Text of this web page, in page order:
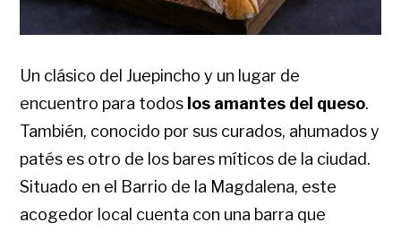
Un clásico del Juepincho y un lugar de
encuentro para todos los amantes del queso.
También, conocido por sus curados, ahumados y
patés es otro de los bares míticos de la ciudad.
Situado en el Barrio de la Magdalena, este
acogedor local cuenta con una barra que